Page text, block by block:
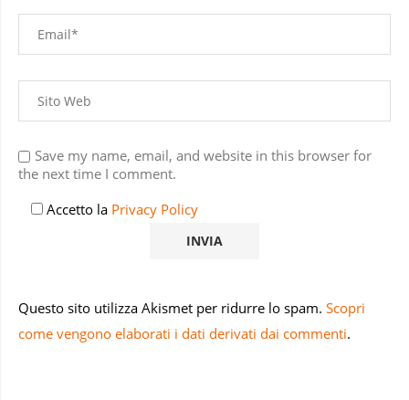
Save my name, email, and website in this browser for
the next time I comment.
Accetto la Privacy Policy
Questo sito utilizza Akismet per ridurre lo spam. Scopri
come vengono elaborati i dati derivati dai commenti.